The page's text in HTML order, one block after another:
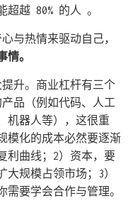
超越 80% 的人 。
与热情来驱动自己，
情。
升。商业杠杆有三个
品（例如代码、人工
机器人等），这很重
模化的成本必然要逐渐
利曲线；2）资本，要
规模占领市场；3）
需要学会合作与管理。